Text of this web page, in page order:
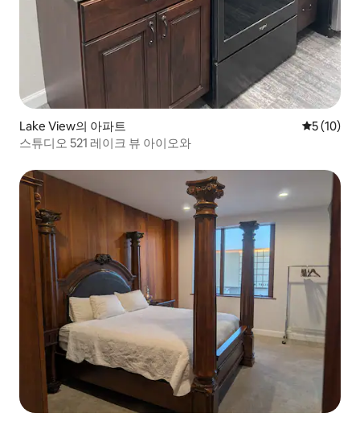
Lake View의 아파트 평점 5점
5 (10)
스튜디오 521 레이크 뷰 아이오와